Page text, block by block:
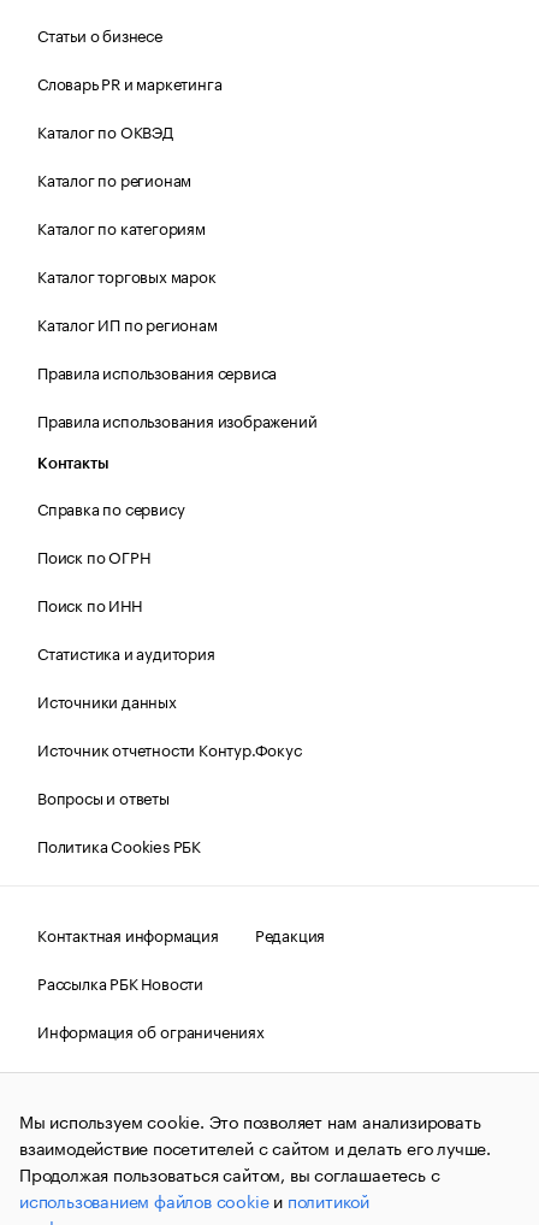
Статьи о бизнесе
Словарь PR и маркетинга
Каталог по ОКВЭД
Каталог по регионам
Каталог по категориям
Каталог торговых марок
Каталог ИП по регионам
Правила использования сервиса
Правила использования изображений
Контакты
Справка по сервису
Поиск по ОГРН
Поиск по ИНН
Статистика и аудитория
Источники данных
Источник отчетности Контур.Фокус
Вопросы и ответы
Политика Cookies РБК
Контактная информация
Редакция
Рассылка РБК Новости
Информация об ограничениях
Правовая информация
О соблюдении авторских прав
© АО «РОСБИЗНЕСКОНСАЛТИНГ»,1995–2026.Сообщения
и материалы информационного агентства «РБК»
(зарегистрировано Федеральной службой по надзору в сфере
связи, информационных технологий и массовых
коммуникаций (Роскомнадзор) 09.12.2015 за номером ИА
№ФС77-63848) сопровождаются пометкой «РБК». Отдельные
Мы используем cookie. Это позволяет нам анализировать
взаимодействие посетителей с сайтом и делать его лучше.
Продолжая пользоваться сайтом, вы соглашаетесь с
использованием файлов cookieи политикой